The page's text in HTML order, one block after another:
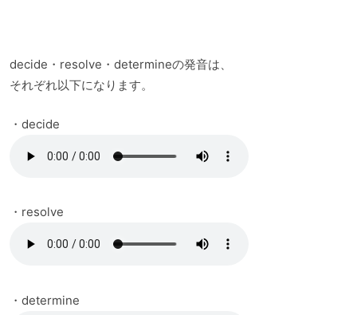
decide・resolve・determineの発音は、
それぞれ以下になります。
・decide
・resolve
・determine